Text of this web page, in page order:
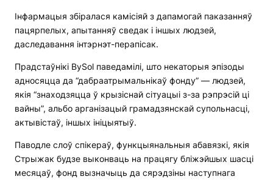
Інфармацыя збіралася камісіяй з дапамогай паказанняў
пацярпелых, апытанняў сведак і іншых людзей,
даследавання інтэрнэт-перапісак.
Прадстаўнікі BySol паведамілі, што некаторыя эпізоды
адносяцца да “дабраатрымальнікаў фонду” — людзей,
якія “знаходзяцца ў крызіснай сітуацыі з-за рэпрэсій ці
вайны”, альбо арганізацый грамадзянскай супольнасці,
актывістаў, іншых ініцыятыў.
Паводле слоў спікераў, функцыянальныя абавязкі, якія
Стрыжак будзе выконваць на працягу бліжэйшых шасці
месяцаў, фонд вызначыць да сярэдзіны наступнага